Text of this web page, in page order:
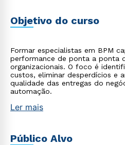
Objetivo do curso
Formar especialistas em BPM
performance de ponta a ponta
organizacionais. O foco é
custos, eliminar desperdícios e
qualidade das entregas do
automação.
Ler mais
Público Alvo